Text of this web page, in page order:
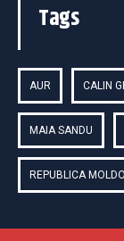
Tags
AUR CALIN
MAIA SANDU
REPUBLICA